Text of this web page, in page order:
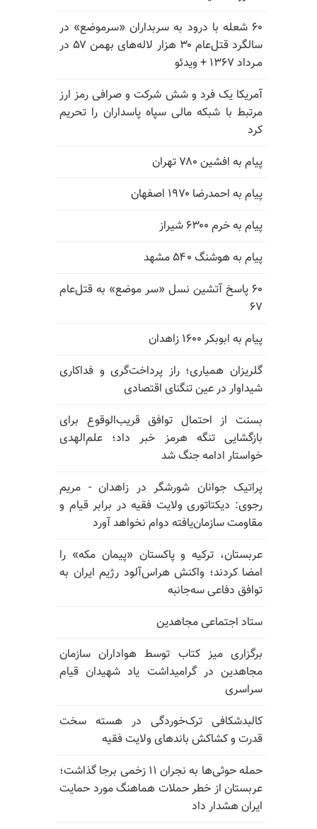
۶۰ شعله با درود به سربداران «سرموضع» در
سالگرد قتل‌عام ۳۰ هزار لاله‌های بهمن ۵۷ در
مـرداد ۱۳۶۷ + ویدئو
آمریکا یک فرد و شش شرکت و صرافی رمز ارز
مرتبط با شبکه مالی سپاه پاسداران را تحریم
کرد
پیام به افشین ۷۸۰ تهران
پیام به احمدرضا ۱۹۷۰ اصفهان
پیام به خرم ۶۳۰۰ شیراز
پیام به هوشنگ ۵۴۰ مشهد
۶۰ پاسخ آتشین نسل «سر موضع» به قتل‌عام
۶۷
پیام به ابوبکر ۱۶۰۰ زاهدان
گلریزان همیاری؛ راز پرداخت‌گری و فداکاری
شیداوار در عین تنگنای اقتصادی
بسنت از احتمال توافق قریب‌الوقوع برای
بازگشایی تنگه هرمز خبر داد؛ علم‌الهدی
خواستار ادامه جنگ شد
پراتیک جوانان شورشگر در زاهدان - مریم
رجوی: دیکتاتوری ولایت فقیه در برابر قیام و
مقاومت سازمان‌یافته دوام نخواهد آورد
عربستان، ترکیه و پاکستان «پیمان مکه» را
امضا کردند؛ واکنش هراس‌آلود رژیم ایران به
توافق دفاعی سه‌جانبه
ستاد اجتماعی مجاهدین
برگزاری میز کتاب توسط هواداران سازمان
مجاهدین در گرامیداشت یاد شهیدان قیام
سراسری
کالبدشکافی ترک‌خوردگی در هسته سخت
قدرت و کشاکش باندهای ولایت فقیه
حمله حوثی‌ها به نجران ۱۱ زخمی برجا گذاشت؛
عربستان از خطر حملات هماهنگ مورد حمایت
ایران هشدار داد